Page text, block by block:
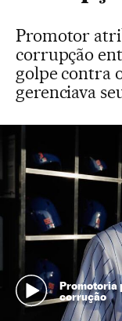
Promotor
corrupção
golpe contra
gerenciava
Promotoria
corrução